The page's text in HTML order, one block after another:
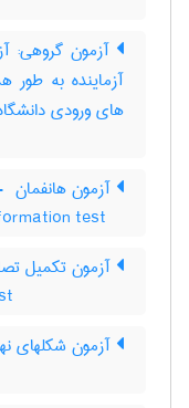
آزمون گروهی:
آزماینده به
های ورودی
آزمون هانفمان ‎ - کاسانین برای شکل گیریمفهومها
test
آزمون تکمیل
آزمون شکلهای